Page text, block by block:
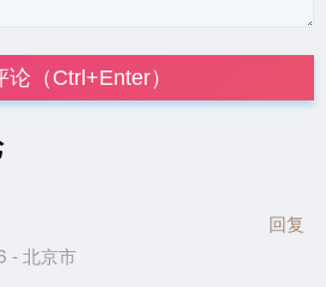
论（Ctrl+Enter）
- 北京市
回复